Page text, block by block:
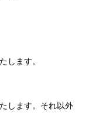
します。
します。それ以外